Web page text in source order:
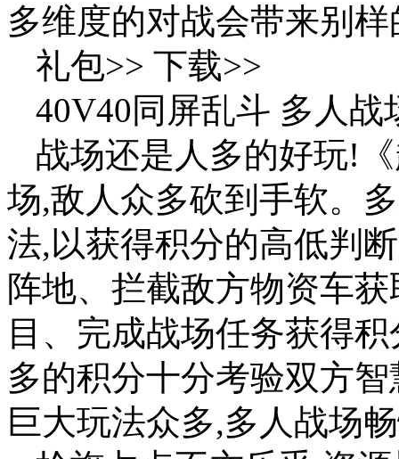
多维度的对战会带来别
礼包>> 下载>>
40V40同屏乱斗 多人战
战场还是人多的好玩!
场,敌人众多砍到手软。
法,以获得积分的高低判
阵地、拦截敌方物资车
目、完成战场任务获得
多的积分十分考验双方
巨大玩法众多,多人战场